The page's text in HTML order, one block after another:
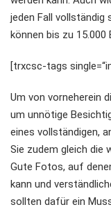
jeden Fall vollständig
können bis zu 15.000
[trxcsc-tags
Um von vorneherein
um unnötige
eines vollständigen,
Sie zudem gleich die
Gute Fotos, auf
kann und
sollten dafür ein